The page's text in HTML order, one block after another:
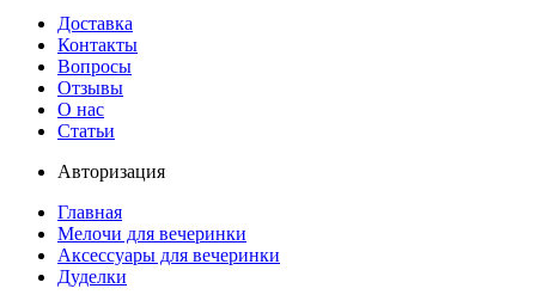
Доставка
Контакты
Вопросы
Отзывы
О нас
Статьи
Авторизация
Главная
Мелочи для вечеринки
Аксессуары для вечеринки
Дуделки